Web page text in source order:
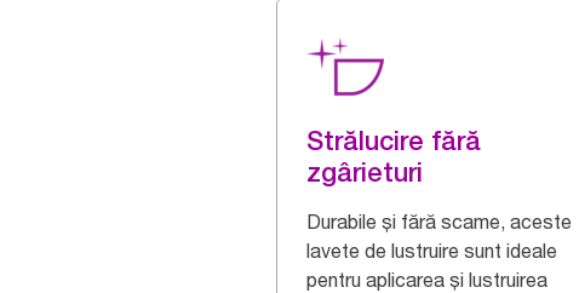
Strălucire fără
zgârieturi
Durabile și fără scame, aceste
lavete de lustruire sunt ideale
pentru aplicarea și lustruirea